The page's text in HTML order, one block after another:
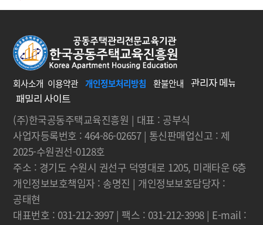
회사소개 이용약관 개인정보처리방침 환불안내
(주)한국공동주택교육진흥원 | 대표 : 공부식
사업자등록번호 : 464-86-02657 | 통신판매업신고 : 제
2025-수원권선-0128호
주소 : 경기도 수원시 권선구 덕영대로 1205, 미래타운 6층
개인정보보호책임자 : 송명진 | 개인정보보호담당자 :
공태현
대표번호 : 031-212-3997 | 팩스 : 031-212-3998 | E-mail :